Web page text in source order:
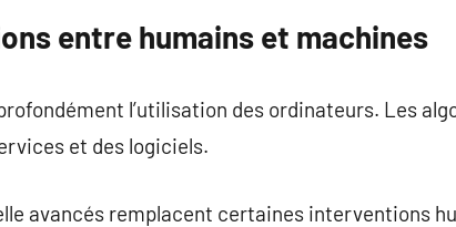
entre humains et machines
l’utilisation des ordinateurs. Les
et des logiciels.
avancés remplacent certaines interventions